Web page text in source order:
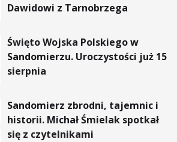
Dawidowi z Tarnobrzega
Święto Wojska Polskiego w
Sandomierzu. Uroczystości już 15
sierpnia
Sandomierz zbrodni, tajemnic i
historii. Michał Śmielak spotkał
się z czytelnikami